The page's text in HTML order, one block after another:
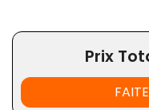
Prix